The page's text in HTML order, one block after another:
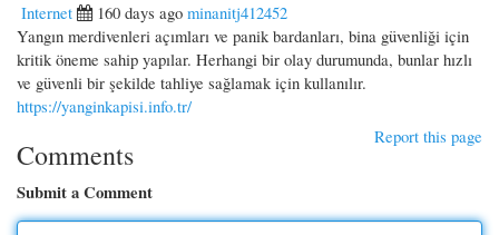
Internet
160 days ago minanitj412452
Yangın merdivenleri açımları ve panik bardanları, bina güvenliği için
kritik öneme sahip yapılar. Herhangi bir olay durumunda, bunlar hızlı
ve güvenli bir şekilde tahliye sağlamak için kullanılır.
https://yanginkapisi.info.tr/
Report this page
Comments
Submit a Comment